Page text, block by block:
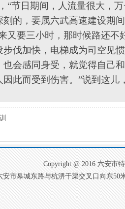
“节日期间，人流量很大，
的，要属六武高速建设期
又要三小时，那时候路还不
伐加快，电梯成为司空见
会感同身受，就觉得自己
此而受到伤害。”说到这
Copyright @ 2016 六安市
安市皋城东路与杭淠干渠交叉口向东50